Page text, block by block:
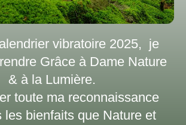
vibratoire 2025, je
Grâce à Dame Nature
& à la Lumière.
toute ma reconnaissance
les bienfaits que Nature et